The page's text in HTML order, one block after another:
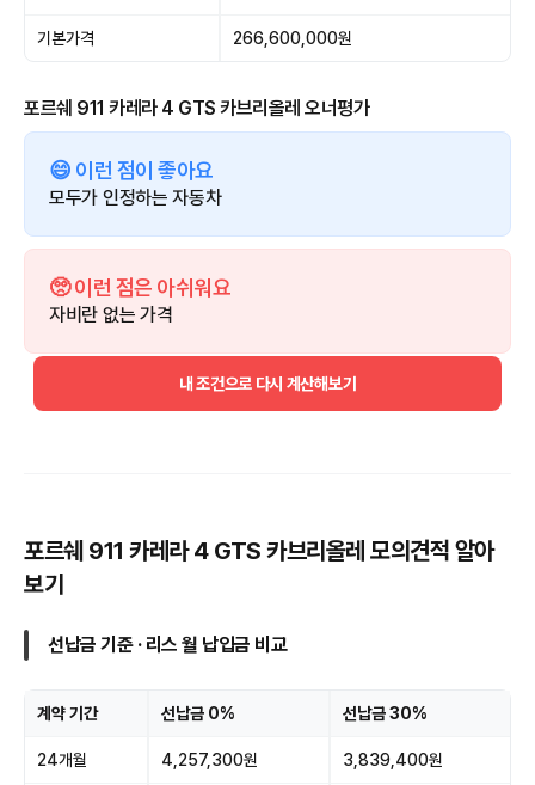
기본가격 266,600,000원
포르쉐 911 카레라 4 GTS 카브리올레 오너평가
😄 이런 점이 좋아요
모두가 인정하는 자동차
🥺 이런 점은 아쉬워요
자비란 없는 가격
내 조건으로 다시 계산해보기
포르쉐 911 카레라 4 GTS 카브리올레 모의견적 알아
보기
선납금 기준 · 리스 월 납입금 비교
계약 기간 선납금 0% 선납금 30%
24개월 4,257,300원 3,839,400원